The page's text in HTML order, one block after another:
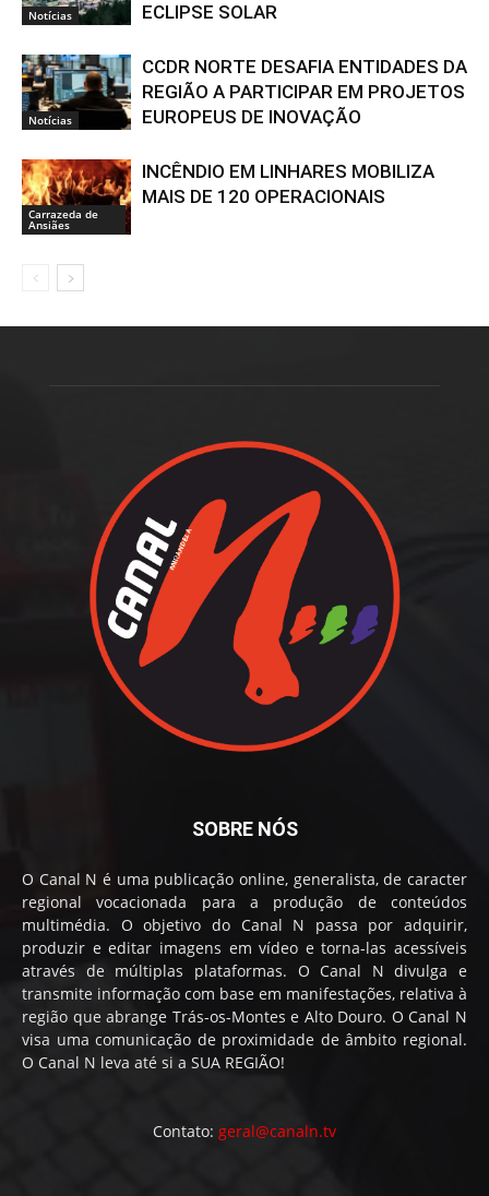
Notícias
ECLIPSE SOLAR
Notícias
CCDR NORTE DESAFIA ENTIDADES DA
REGIÃO A PARTICIPAR EM PROJETOS
EUROPEUS DE INOVAÇÃO
Carrazeda de
Ansiães
INCÊNDIO EM LINHARES MOBILIZA
MAIS DE 120 OPERACIONAIS
SOBRE NÓS
O Canal N é uma publicação online, generalista, de caracter
regional vocacionada para a produção de conteúdos
multimédia. O objetivo do Canal N passa por adquirir,
produzir e editar imagens em vídeo e torna-las acessíveis
através de múltiplas plataformas. O Canal N divulga e
transmite informação com base em manifestações, relativa à
região que abrange Trás-os-Montes e Alto Douro. O Canal N
visa uma comunicação de proximidade de âmbito regional.
O Canal N leva até si a SUA REGIÃO!
Contato: geral@canaln.tv